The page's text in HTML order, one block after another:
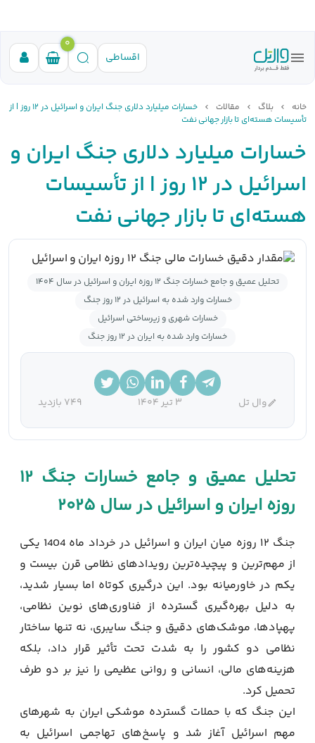
اقساطی
0
خانه بلاگ مقالات
خسارات میلیارد دلاری جنگ ایران و اسرائیل در ۱۲ روز | از
تأسیسات هسته‌ای تا بازار جهانی نفت
خسارات میلیارد دلاری جنگ ایران و
اسرائیل در ۱۲ روز | از تأسیسات
هسته‌ای تا بازار جهانی نفت
تحلیل عمیق و جامع خسارات جنگ ۱۲ روزه ایران و اسرائیل در سال 1404
خسارات وارد شده به اسرائیل در ۱۲ روز جنگ
خسارات شهری و زیرساختی اسرائیل
خسارات وارد شده به ایران در ۱۲ روز جنگ
وال تل 3 تیر 1404 749 بازدید
تحلیل عمیق و جامع خسارات جنگ ۱۲
روزه ایران و اسرائیل در سال ۲۰۲۵
جنگ ۱۲ روزه میان ایران و اسرائیل در خرداد ماه 1404 یکی
از مهم‌ترین و پیچیده‌ترین رویدادهای نظامی قرن بیست و
یکم در خاورمیانه بود. این درگیری کوتاه اما بسیار شدید،
به دلیل بهره‌گیری گسترده از فناوری‌های نوین نظامی،
پهپادها، موشک‌های دقیق و جنگ سایبری، نه تنها ساختار
نظامی دو کشور را به شدت تحت تأثیر قرار داد، بلکه
هزینه‌های مالی، انسانی و روانی عظیمی را نیز بر دو طرف
تحمیل کرد.
این جنگ که با حملات گسترده موشکی ایران به شهرهای
مهم اسرائیل آغاز شد و پاسخ‌های تهاجمی اسرائیل به